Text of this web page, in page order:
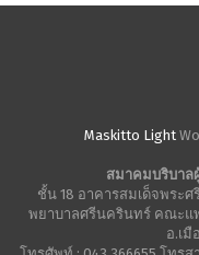
Maskitto Light
สมาคมบริบาล
ชั้น 18 อาคารสมเด็จพระ
พยาบาลศรีนครินทร์ คณะแ
อ.เมื